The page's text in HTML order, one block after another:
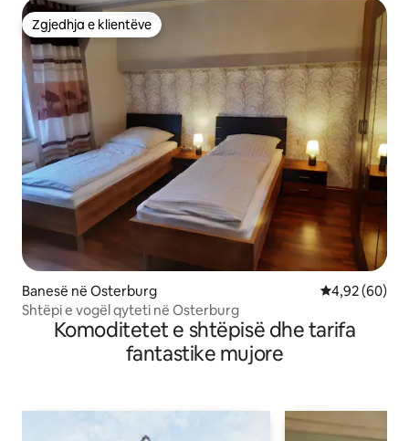
Zgjedhja e klientëve
Zgjedhja e klientëve
Banesë në Osterburg Vlerësimi
4,92 (60)
Shtëpi e vogël qyteti në Osterburg
Komoditetet e shtëpisë dhe tarifa
fantastike mujore